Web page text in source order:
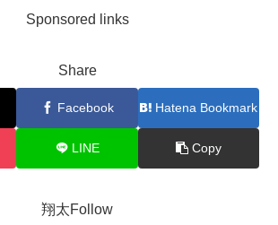
Sponsored links
Share
Facebook Hatena Bookmark
LINE Copy
翔太Follow